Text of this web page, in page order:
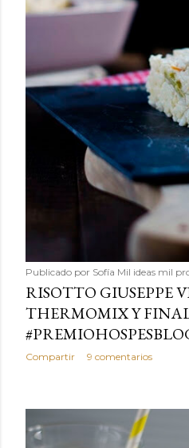
Publicado por Sofía Mil ideas mil
RISOTTO GIUSEPPE
THERMOMIX Y
Compartir 9 comentarios